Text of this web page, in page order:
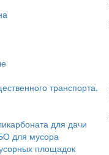
транспорта.
для дачи
для мусора
площадок